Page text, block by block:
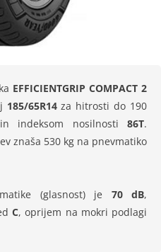
EFFICIENTGRIP COMPACT 2
185/65R14za hitrosti do 190
indeksom nosilnosti86T.
znaša 530 kg na pnevmatiko
(glasnost) je 70 dB,
C, oprijem na mokri podlagi